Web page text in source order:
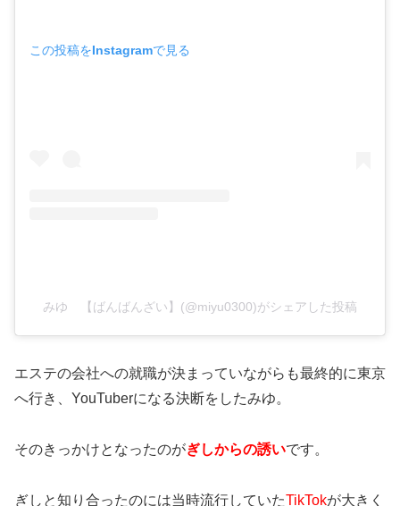
この投稿をInstagramで見る
みゆ 【ばんばんざい】(@miyu0300)がシェアした投稿
エステの会社への就職が決まっていながらも最終的に東京
へ行き、YouTuberになる決断をしたみゆ。
そのきっかけとなったのがぎしからの誘いです。
ぎしと知り合ったのには当時流行していたTikTokが大きく